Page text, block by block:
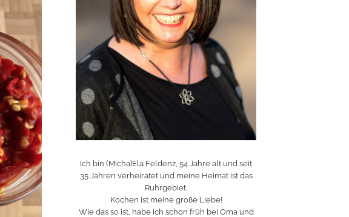
Ich bin (Micha)Ela Feldenz, 54 Jahre alt und seit
35 Jahren verheiratet und meine Heimat ist das
Ruhrgebiet.
Kochen ist meine große Liebe!
Wie das so ist, habe ich schon früh bei Oma und